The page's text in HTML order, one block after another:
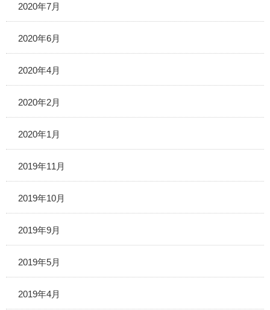
2020年7月
2020年6月
2020年4月
2020年2月
2020年1月
2019年11月
2019年10月
2019年9月
2019年5月
2019年4月